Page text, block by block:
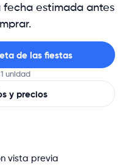
estimada antes
de las fiestas
unidad
y precios
vista previa